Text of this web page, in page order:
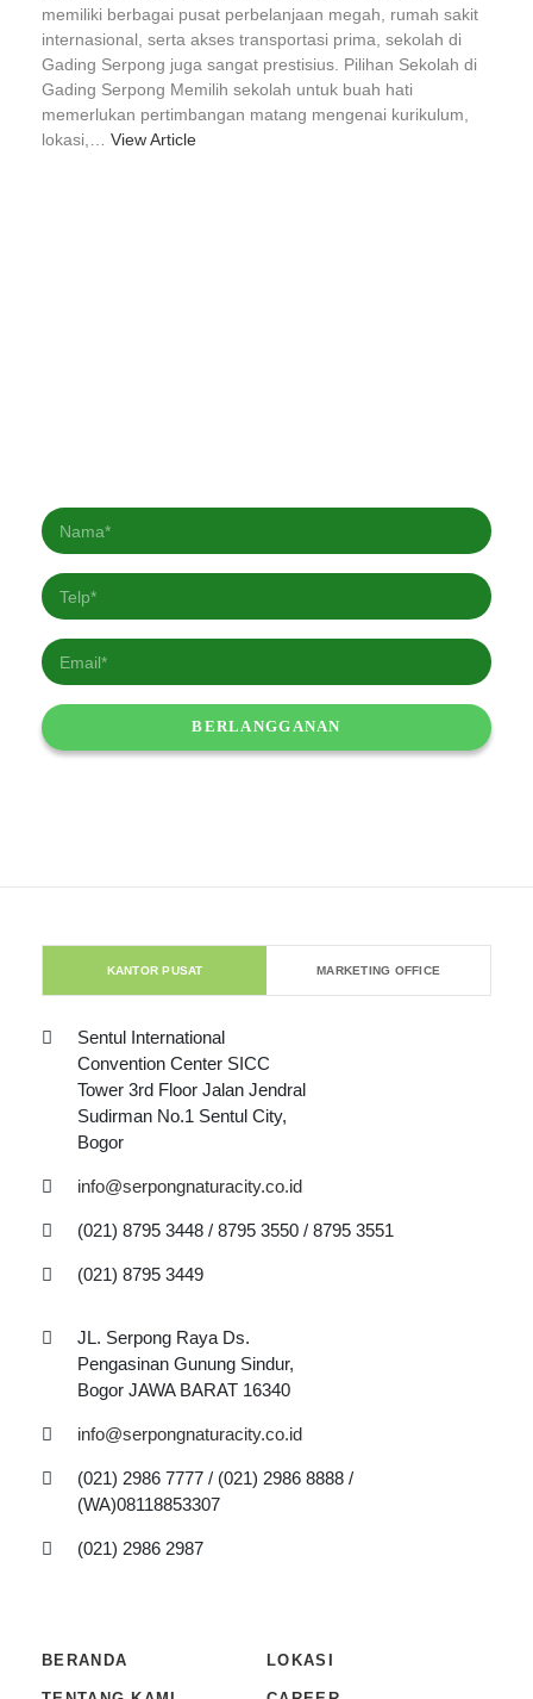
memiliki berbagai pusat perbelanjaan megah, rumah sakit
internasional, serta akses transportasi prima, sekolah di
Gading Serpong juga sangat prestisius. Pilihan Sekolah di
Gading Serpong Memilih sekolah untuk buah hati
memerlukan pertimbangan matang mengenai kurikulum,
lokasi,… View Article
KANTOR PUSAT MARKETING OFFICE
Sentul International
Convention Center SICC
Tower 3rd Floor Jalan Jendral
Sudirman No.1 Sentul City,
Bogor
info@serpongnaturacity.co.id
(021) 8795 3448 / 8795 3550 / 8795 3551
(021) 8795 3449
JL. Serpong Raya Ds.
Pengasinan Gunung Sindur,
Bogor JAWA BARAT 16340
info@serpongnaturacity.co.id
(021) 2986 7777 / (021) 2986 8888 /
(WA)08118853307
(021) 2986 2987
BERANDA LOKASI